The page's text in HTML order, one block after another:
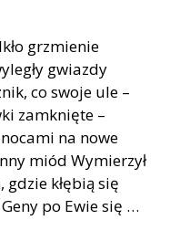
grzmienie
gwiazdy
co swoje ule –
zamknięte –
na nowe
miód Wymierzył
kłębią się
po Ewie się …